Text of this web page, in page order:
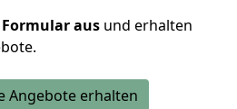
aus und erhalten
Angebote erhalten